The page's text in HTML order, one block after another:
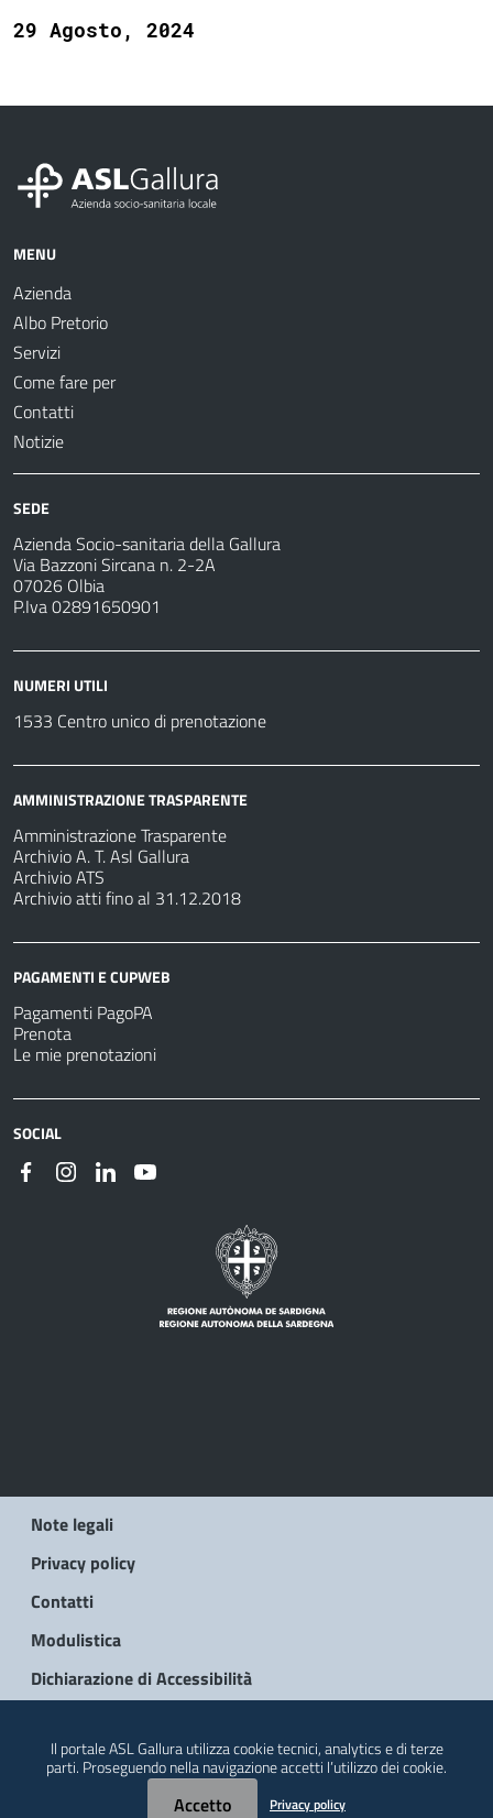
29 Agosto, 2024
MENU
Azienda
Albo Pretorio
Servizi
Come fare per
Contatti
Notizie
SEDE
Azienda Socio-sanitaria della Gallura
Via Bazzoni Sircana n. 2-2A
07026 Olbia
P.Iva 02891650901
NUMERI UTILI
1533 Centro unico di prenotazione
AMMINISTRAZIONE TRASPARENTE
Amministrazione Trasparente
Archivio A. T. Asl Gallura
Archivio ATS
Archivio atti fino al 31.12.2018
PAGAMENTI E CUPWEB
Pagamenti PagoPA
Prenota
Le mie prenotazioni
SOCIAL
Note legali
Privacy policy
Contatti
Modulistica
Dichiarazione di Accessibilità
Il portale ASL Gallura utilizza cookie tecnici, analytics e di terze
parti. Proseguendo nella navigazione accetti l’utilizzo dei cookie.
Accetto Privacy policy